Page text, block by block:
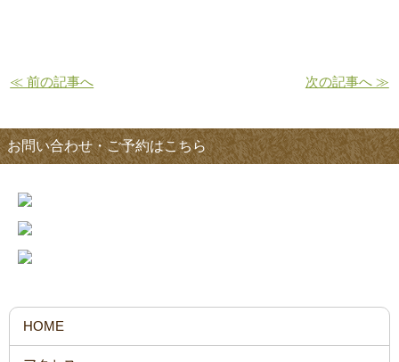
≪ 前の記事へ 次の記事へ ≫
お問い合わせ・ご予約はこちら
HOME